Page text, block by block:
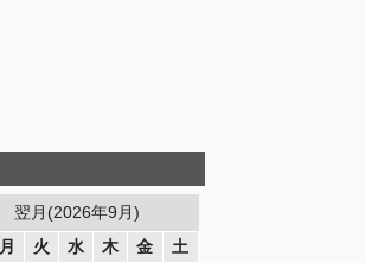
翌月(2026年9月)
月 火 水 木 金
土